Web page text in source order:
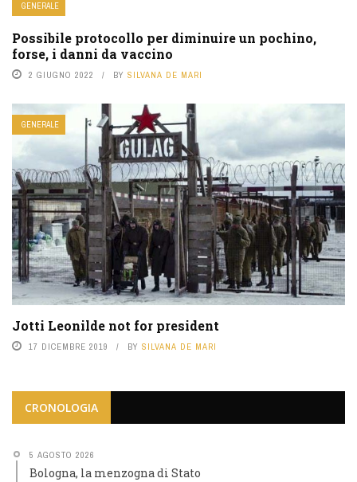
GENERALE
Possibile protocollo per diminuire un pochino,
forse, i danni da vaccino
2 GIUGNO 2022 BY SILVANA DE MARI
GENERALE
Jotti Leonilde not for president
17 DICEMBRE 2019 BY SILVANA DE MARI
CRONOLOGIA
5 AGOSTO 2026
Bologna, la menzogna di Stato